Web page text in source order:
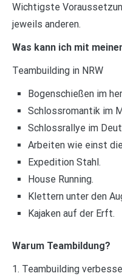
Wichtigste
jeweils anderen.
Was kann ich mit
Teambuilding in NRW
Bogenschießen im
Schlossromantik im
Schlossrallye im
Arbeiten wie einst
Expedition Stahl.
House Running.
Klettern unter den
Kajaken auf der Erft.
Warum Teambildung?
1. Teambuilding